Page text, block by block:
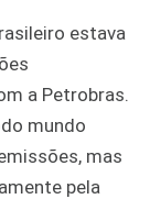
estava
a Petrobras.
mundo
mas
pela